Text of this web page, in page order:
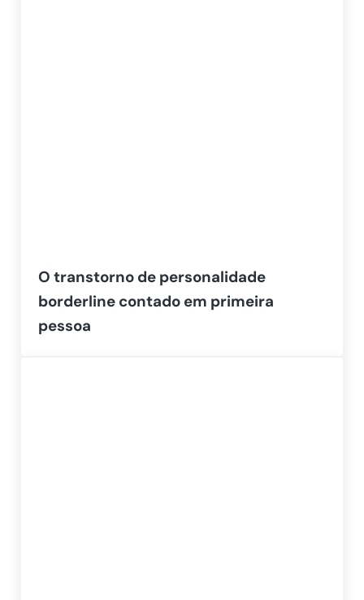
O transtorno de personalidade
borderline contado em primeira
pessoa